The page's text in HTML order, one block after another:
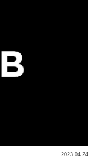
2023.04.24